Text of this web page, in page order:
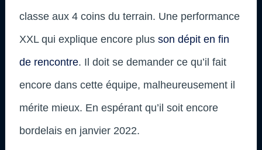
classe aux 4 coins du terrain. Une performance
XXL qui explique encore plus son dépit en fin
de rencontre. Il doit se demander ce qu’il fait
encore dans cette équipe, malheureusement il
mérite mieux. En espérant qu’il soit encore
bordelais en janvier 2022.